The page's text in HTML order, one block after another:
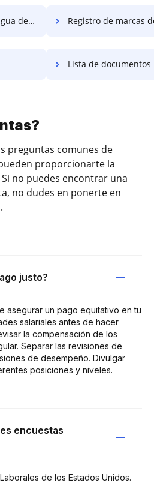
la lista Registro de marcas de
Lista de documentos
preguntas comunes de
proporcionarte la
no puedes encontrar una
no dudes en ponerte en
justo?
asegurar un pago equitativo en tu
salariales antes de hacer
la compensación de los
Separar las revisiones de
de desempeño. Divulgar
posiciones y niveles.
encuestas
de los Estados Unidos.